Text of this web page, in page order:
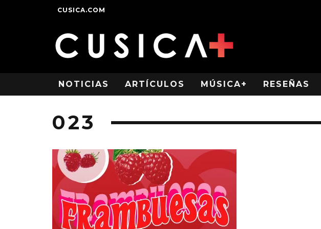
CUSICA.COM
NOTICIAS ARTÍCULOS MÚSICA+ RESEÑAS
023